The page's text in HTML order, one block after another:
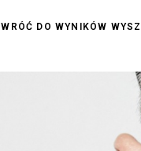
WRÓĆ DO WYNIKÓW